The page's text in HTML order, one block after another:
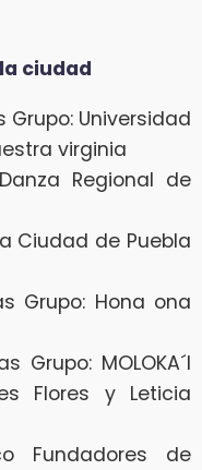
ciudad
Grupo: Universidad
virginia
Regional de
Ciudad de Puebla
Grupo: Hona ona
Grupo: MOLOKA´I
Flores y Leticia
Fundadores de